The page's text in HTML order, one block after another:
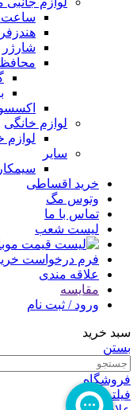
ساعت
شارژر
لوازم خانگی
لوازم
سایر
خرید اقساطی
وتوس مگ
تماس با ما
لیست شعب
فرم درخواست
علاقه مندی
مقایسه
ورود / ثبت نام
سبد خرید
بستن
فروشگاه
فیلترها